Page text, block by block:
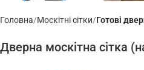
Головна Москітні сітки Готові
Дверна москітна сітка